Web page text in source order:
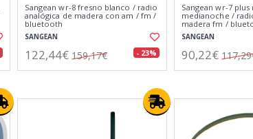
Sangean wr-8 fresno blanco / radio
analógica de madera con am / fm /
bluetooth
SANGEAN
122,44€ 159,17€ - 23%
Sangean wr-7
medianoche /
madera fm /
SANGEAN
90,22€